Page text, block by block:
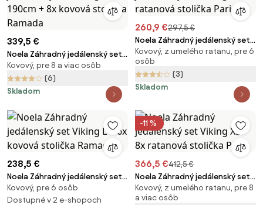
339,5 €
Noela Záhradný jedálenský set
Viking XL 190cm + 8x kovová
stolička Ramada
Kovový, pre 8 a viac osôb
(6)
Skladom
260,9 €297,5 €
Noela Záhradný jedálenský set
Viking L + 6x ratanová stolička
Paris
Kovový, z umelého ratanu, pre 6
osôb
(3)
Skladom
238,5 €
Noela Záhradný jedálenský set
Viking L + 6x kovová stolička
Ramada
Kovový, pre 6 osôb
Dostupné v 2 e-shopoch
-11 %
366,5 €412,5 €
Noela Záhradný jedálenský set
Viking XL + 8x ratanová stolička
Paris
Kovový, z umelého ratanu, pre 8
a viac osôb